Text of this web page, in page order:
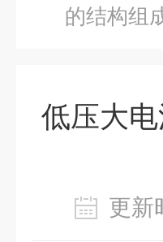
的结构组
低压大
更